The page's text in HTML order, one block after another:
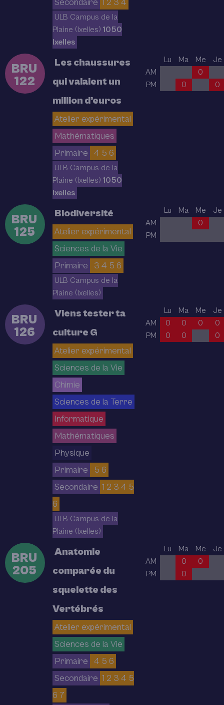
Secondaire 1 2 3 4
ULB Campus de la
Plaine (Ixelles) 1050
Ixelles
BRU
122
Les chaussures
qui valaient un
million d’euros
Atelier expérimental
Mathématiques
Primaire
4 5 6
ULB Campus de la
Plaine (Ixelles) 1050
Ixelles
Lu Ma Me
Je
AM
0
PM
0 0
BRU
125
Biodiversité
Atelier expérimental
Sciences de la Vie
Primaire
3 4 5 6
ULB Campus de la
Plaine (Ixelles)
Lu Ma Me
Je
AM
0
PM
BRU
126
Viens tester ta
culture G
Atelier expérimental
Sciences de la Vie
Chimie
Sciences de la Terre
Informatique
Mathématiques
Physique
Primaire
5 6
Secondaire 1 2 3 4 5
6
ULB Campus de la
Plaine (Ixelles)
Lu Ma Me
Je
AM
0 0 0
0
PM
0 0 0
BRU
205
Anatomie
comparée du
squelette des
Vertébrés
Atelier expérimental
Sciences de la Vie
Primaire
4 5 6
Secondaire 1 2 3 4 5
6 7
Lu Ma Me
Je
AM
0
0
PM
0